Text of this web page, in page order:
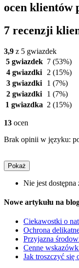
ocen klientów
7 recenzji
3,9 z 5 gwiazdek
5 gwiazdek 7 (53%)
4 gwiazdki
2 (15%)
3 gwiazdki
1 (7%)
2 gwiazdki
1 (7%)
1 gwiazdka 2 (15%)
13 ocen
Brak opinii w języku:
Pokaż
Nie jest dostępna
Nowe artykułu na
Ciekawostki o
Ochrona
Przyjazna
Cenne
Jak troszczyć się